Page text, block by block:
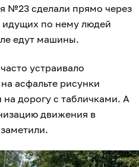
№23 сделали прямо через
по нему людей
едут машины.
устраивало
асфальте рисунки
дорогу с табличками. А
движения в